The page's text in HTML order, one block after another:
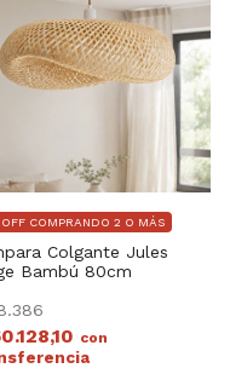
Colgante Jules
Bambú 80cm
OFF COMPRANDO 2 O MÁS
con